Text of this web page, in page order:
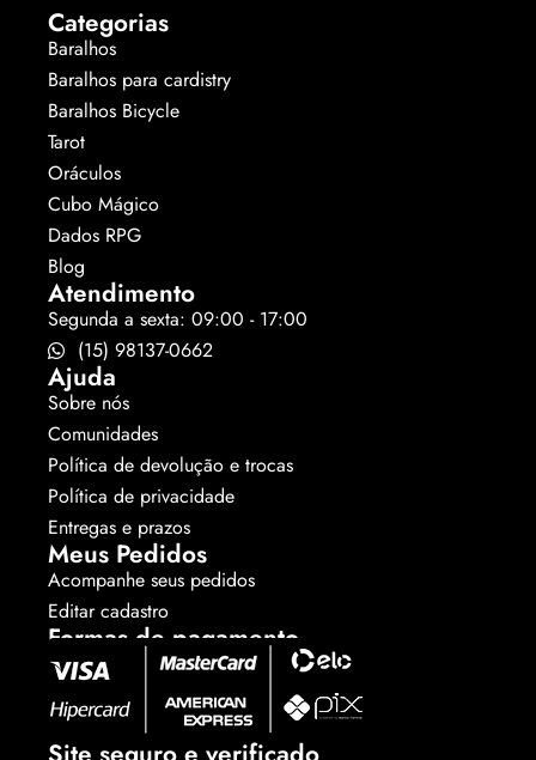
Categorias
Baralhos
Baralhos para cardistry
Baralhos Bicycle
Tarot
Oráculos
Cubo Mágico
Dados RPG
Blog
Atendimento
Segunda a sexta: 09:00 - 17:00
(15) 98137-0662
Ajuda
Sobre nós
Comunidades
Política de devolução e trocas
Política de privacidade
Entregas e prazos
Meus Pedidos
Acompanhe seus pedidos
Editar cadastro
Formas de pagamento